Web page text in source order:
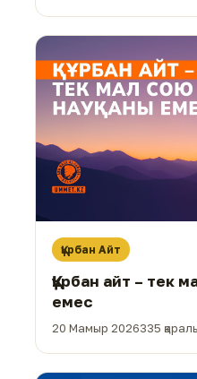
Құрбан Айт
Құрбан айт – тек
емес
20 Мамыр 2026335